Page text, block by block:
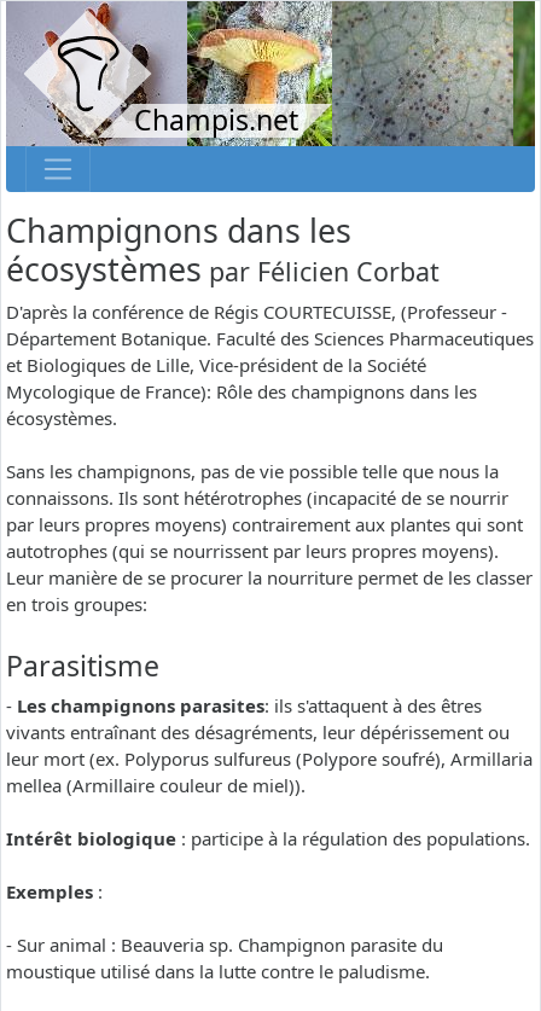
Champis.net
Champignons dans les
écosystèmes par Félicien Corbat
D'après la conférence de Régis COURTECUISSE, (Professeur -
Département Botanique. Faculté des Sciences Pharmaceutiques
et Biologiques de Lille, Vice-président de la Société
Mycologique de France): Rôle des champignons dans les
écosystèmes.
Sans les champignons, pas de vie possible telle que nous la
connaissons. Ils sont hétérotrophes (incapacité de se nourrir
par leurs propres moyens) contrairement aux plantes qui sont
autotrophes (qui se nourrissent par leurs propres moyens).
Leur manière de se procurer la nourriture permet de les classer
en trois groupes:
Parasitisme
- Les champignons parasites: ils s'attaquent à des êtres
vivants entraînant des désagréments, leur dépérissement ou
leur mort (ex. Polyporus sulfureus (Polypore soufré), Armillaria
mellea (Armillaire couleur de miel)).
Intérêt biologique : participe à la régulation des populations.
Exemples :
- Sur animal : Beauveria sp. Champignon parasite du
moustique utilisé dans la lutte contre le paludisme.